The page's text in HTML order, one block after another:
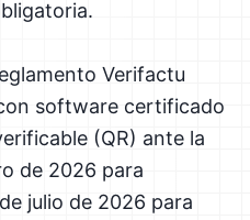
Verifactu
software certificado
(QR) ante la
de 2026 para
julio de 2026 para